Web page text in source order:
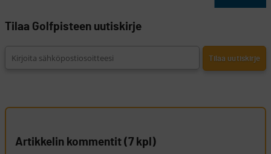
Tilaa Golfpisteen uutiskirje
Artikkelin kommentit (7 kpl)